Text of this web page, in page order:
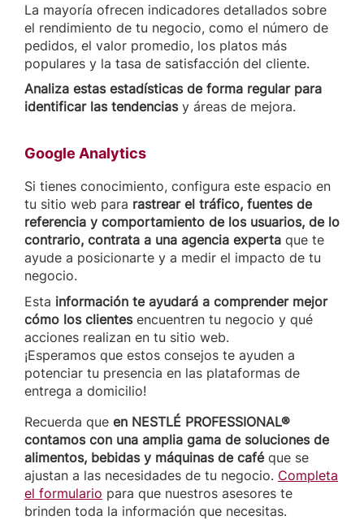
La mayoría ofrecen indicadores detallados sobre
el rendimiento de tu negocio, como el número de
pedidos, el valor promedio, los platos más
populares y la tasa de satisfacción del cliente.
Analiza estas estadísticas de forma regular para
identificar las tendenciasy áreas de mejora.
Google Analytics
Si tienes conocimiento, configura este espacio en
tu sitio web para rastrear el tráfico, fuentes de
referencia y comportamiento de los usuarios, de lo
contrario, contrata a una agencia experta que te
ayude a posicionarte y a medir el impacto de tu
negocio.
Esta información te ayudará a comprender mejor
cómo los clientesencuentren tu negocio y qué
acciones realizan en tu sitio web.
¡Esperamos que estos consejos te ayuden a
potenciar tu presencia en las plataformas de
entrega a domicilio!
Recuerda que en NESTLÉ PROFESSIONAL®
contamos con una amplia gama de soluciones de
alimentos, bebidas y máquinas de caféque se
ajustan a las necesidades de tu negocio. Completa
el formulario para que nuestros asesores te
brinden toda la información que necesitas.